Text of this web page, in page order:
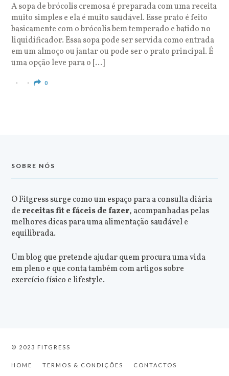
A sopa de brócolis cremosa é preparada com uma receita
muito simples e ela é muito saudável. Esse prato é feito
basicamente com o brócolis bem temperado e batido no
liquidificador. Essa sopa pode ser servida como entrada
em um almoço ou jantar ou pode ser o prato principal. É
uma opção leve para o […]
0
SOBRE NÓS
O Fitgress surge como um espaço para a consulta diária
dereceitas fit e fáceis de fazer, acompanhadas pelas
melhores dicas para uma alimentação saudável e
equilibrada.
Um blog que pretende ajudar quem procura uma vida
em pleno e que conta também com artigos sobre
exercício físico e lifestyle.
© 2023 FITGRESS
HOME TERMOS & CONDIÇÕES CONTACTOS